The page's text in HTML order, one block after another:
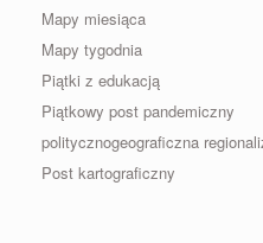
Mapy miesiąca
Mapy tygodnia
Piątki z edukacją
Piątkowy post pandemiczny
politycznogeograficzna
Post kartograficzny